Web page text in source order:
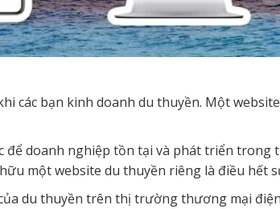
các bạn kinh doanh du thuyền. Một
để doanh nghiệp tồn tại và phát triển trong
một website du thuyền riêng là điều hết
du thuyền trên thị trường thương mại